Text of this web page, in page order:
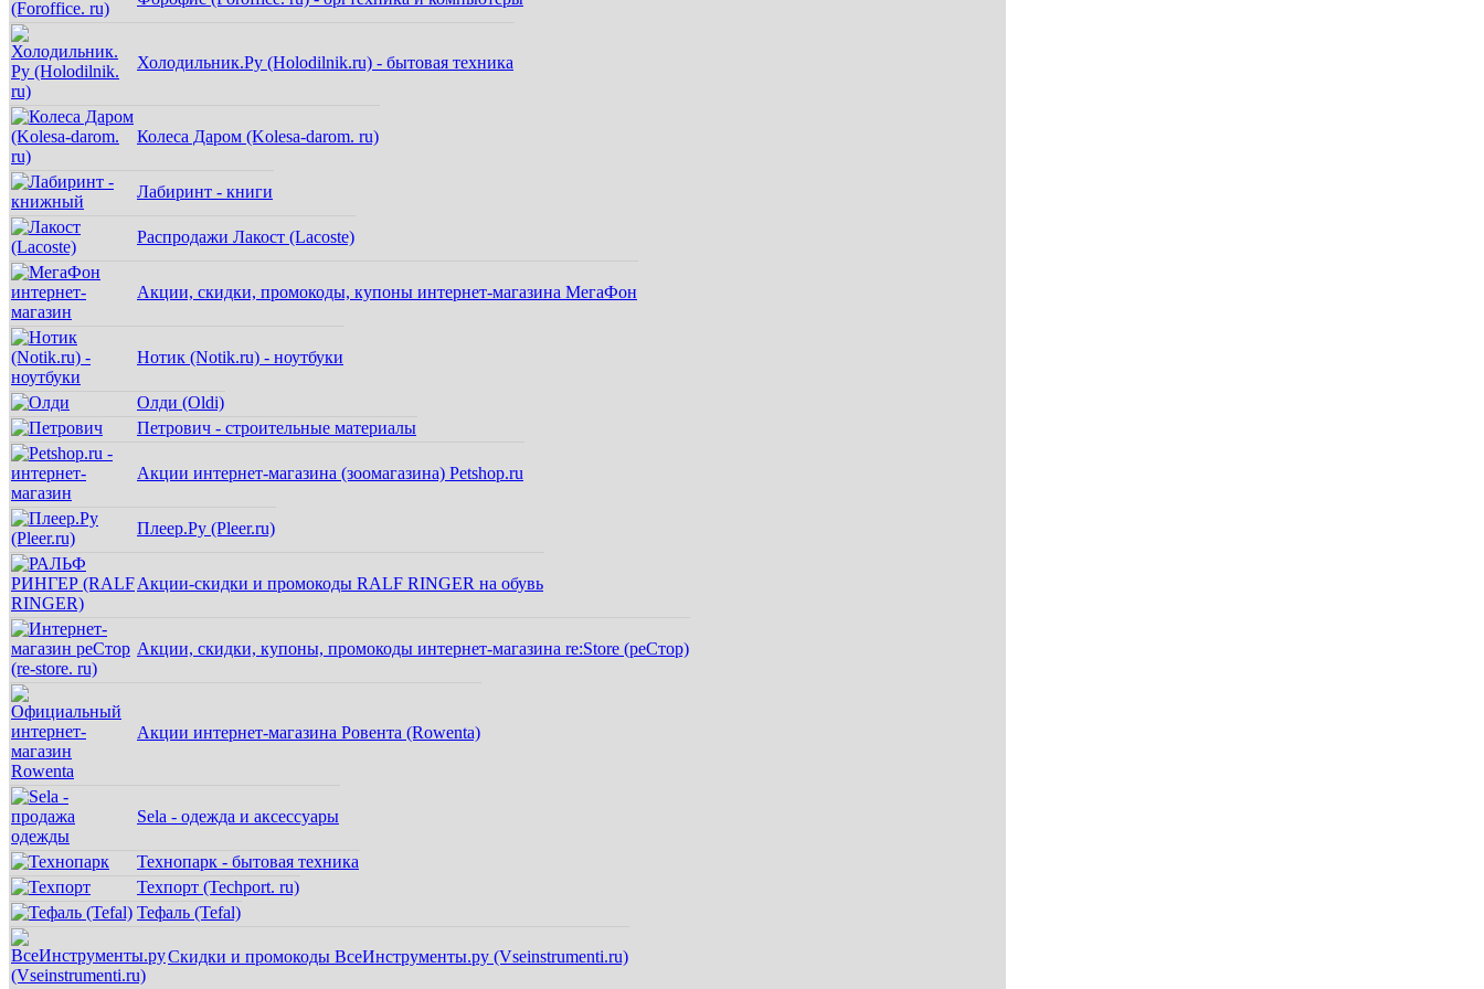
Холодильник.Ру (Holodilnik.ru) - бытовая техника
Колеса Даром (Kolesa-darom. ru)
Лабиринт - книги
Распродажи Лакост (Lacoste)
Акции, скидки, промокоды, купоны интернет-магазина МегаФон
Нотик (Notik.ru) - ноутбуки
Олди (Oldi)
Петрович - строительные материалы
Акции интернет-магазина (зоомагазина) Petshop.ru
Плеер.Ру (Pleer.ru)
Акции-скидки и промокоды RALF RINGER на обувь
Акции, скидки, купоны, промокоды интернет-магазина re:Store (реСтор)
Акции интернет-магазина Ровента (Rowenta)
Sela - одежда и аксессуары
Технопарк - бытовая техника
Техпорт (Techport. ru)
Тефаль (Tefal)
Скидки и промокоды ВсеИнструменты.ру (Vseinstrumenti.ru)